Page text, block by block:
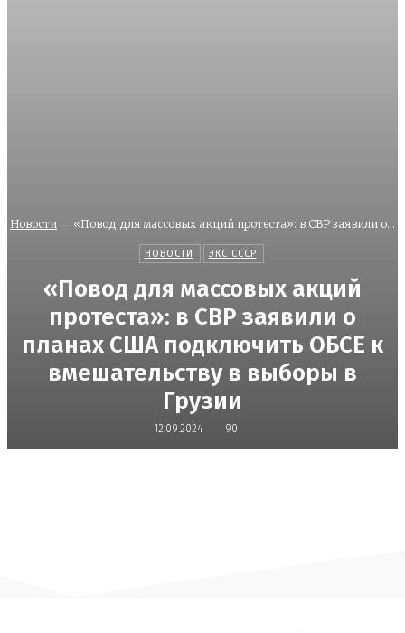
Новости «Повод для массовых акций протеста»: в СВР заявили о...
НОВОСТИ ЭКС СССР
«Повод для массовых акций
протеста»: в СВР заявили о
планах США подключить ОБСЕ к
вмешательству в выборы в
Грузии
12.09.2024 90